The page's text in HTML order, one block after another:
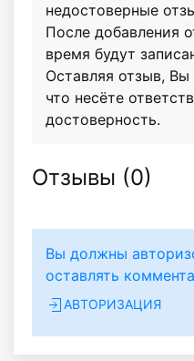
недостоверные
После добавления
время будут
Оставляя отзыв,
что несёте
достоверность.
Отзывы (0)
Вы должны
оставлять
АВТОРИЗАЦИЯ